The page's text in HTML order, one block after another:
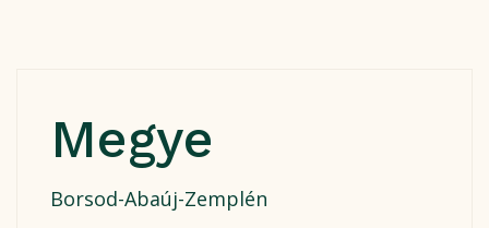
Megye
Borsod-Abaúj-Zemplén